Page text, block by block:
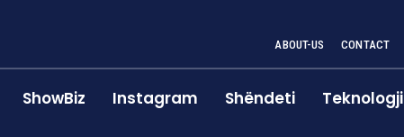
ABOUT-US CONTACT
ShowBiz Instagram Shëndeti Teknologji